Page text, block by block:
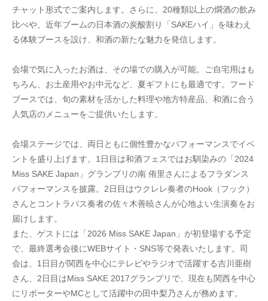
チャット形式でご案内します。さらに、20種類以上の燗酒の飲み
比べや、近年ブームの日本酒の炭酸割り「SAKEハイ」を味わえ
る体験ブースを設け、和酒の新たな魅力を発信します。
会場で気に入ったお酒は、その場での購入が可能。ご自宅用はも
ちろん、お土産用やお中元など、夏ギフトにも最適です。フード
ブースでは、旬の素材を活かした料理や地方特産品、和酒に合う
人気店のメニューをご提供いたします。
会場ステージでは、両日ともに個性豊かなパフォーマンスでイベ
ントを盛り上げます。1日目は和酒フェスではお馴染みの「2024
Miss SAKE Japan」グランプリの南 侑里さんによるフラダンス
パフォーマンスを披露。2日目はウクレレ奏者のHook（フック）
さんとコントラバス奏者の佐々木善暁さんが心地よい生演奏をお
届けします。
また、ゲストには「2026 Miss SAKE Japan」が初登場する予定
で、最終選考会後にWEBサイト・SNS等で発表いたします。司
会は、1日目が関西を中心にテレビやラジオで活躍する吉川亜樹
さん、2日目はMiss SAKE 2017グランプリで、現在も関西を中心
にリポーターやMCとして活躍中の田中梨乃さんが務めます。